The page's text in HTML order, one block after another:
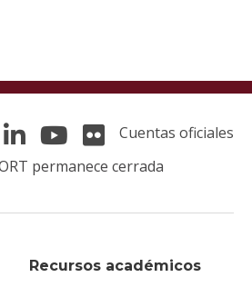
Recursos académicos
Cuentas oficiales
permanece cerrada